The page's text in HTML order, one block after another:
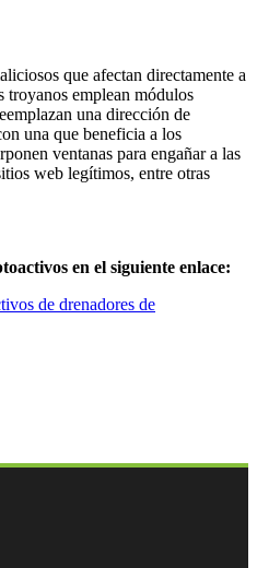
que afectan directamente a
troyanos emplean módulos
una dirección de
una que beneficia a los
ventanas para engañar a las
web legítimos, entre otras
en el siguiente enlace:
de drenadores de